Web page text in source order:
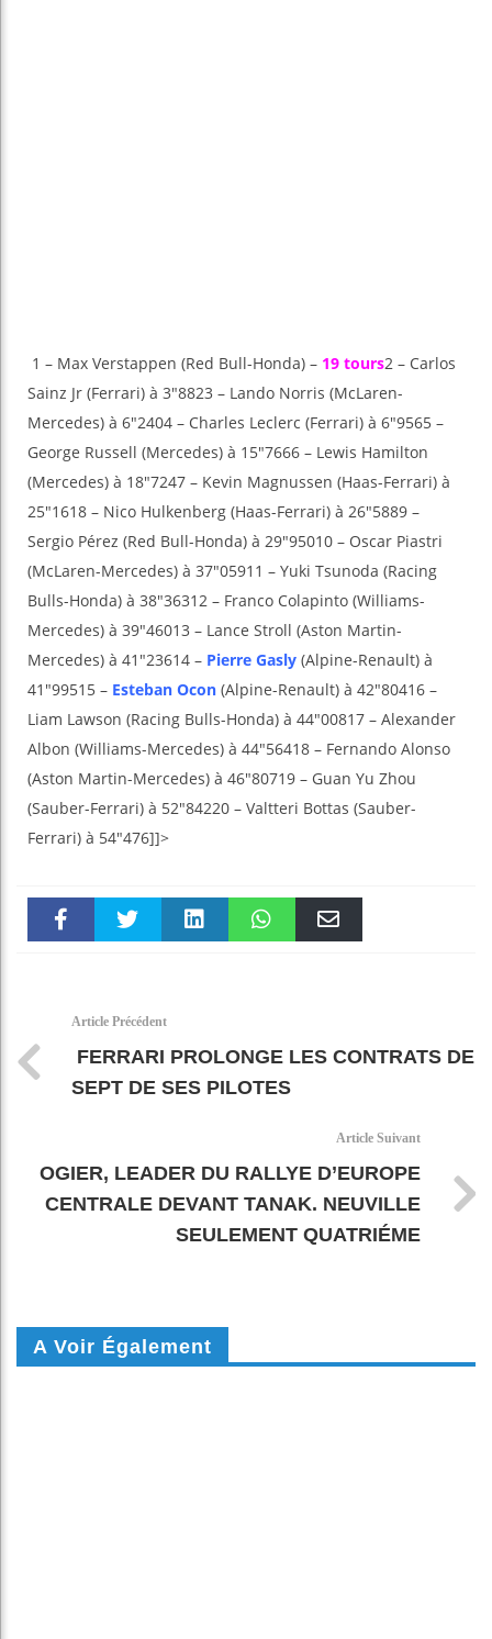
1 – Max Verstappen (Red Bull-Honda) – 19 tours2 – Carlos
Sainz Jr (Ferrari) à 3″8823 – Lando Norris (McLaren-
Mercedes) à 6″2404 – Charles Leclerc (Ferrari) à 6″9565 –
George Russell (Mercedes) à 15″7666 – Lewis Hamilton
(Mercedes) à 18″7247 – Kevin Magnussen (Haas-Ferrari) à
25″1618 – Nico Hulkenberg (Haas-Ferrari) à 26″5889 –
Sergio Pérez (Red Bull-Honda) à 29″95010 – Oscar Piastri
(McLaren-Mercedes) à 37″05911 – Yuki Tsunoda (Racing
Bulls-Honda) à 38″36312 – Franco Colapinto (Williams-
Mercedes) à 39″46013 – Lance Stroll (Aston Martin-
Mercedes) à 41″23614 – Pierre Gasly (Alpine-Renault) à
41″99515 – Esteban Ocon (Alpine-Renault) à 42″80416 –
Liam Lawson (Racing Bulls-Honda) à 44″00817 – Alexander
Albon (Williams-Mercedes) à 44″56418 – Fernando Alonso
(Aston Martin-Mercedes) à 46″80719 – Guan Yu Zhou
(Sauber-Ferrari) à 52″84220 – Valtteri Bottas (Sauber-
Ferrari) à 54″476]]>
Article Précédent
FERRARI PROLONGE LES CONTRATS DE
SEPT DE SES PILOTES
Article Suivant
OGIER, LEADER DU RALLYE D’EUROPE
CENTRALE DEVANT TANAK. NEUVILLE
SEULEMENT QUATRIÉME
A Voir Également